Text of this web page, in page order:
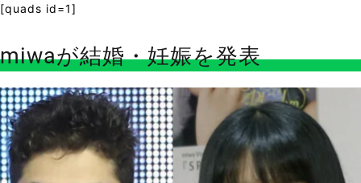
[quads id=1]
miwaが結婚・妊娠を発表